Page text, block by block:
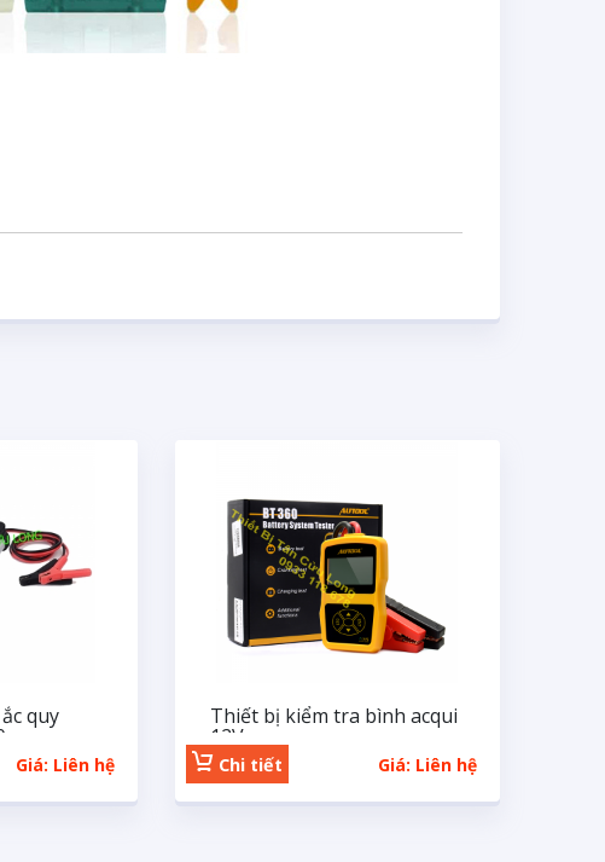
quy
Giá: Liên hệ
Thiết bị kiểm tra bình acqui
12V
Giá: Liên hệ
Chi tiết